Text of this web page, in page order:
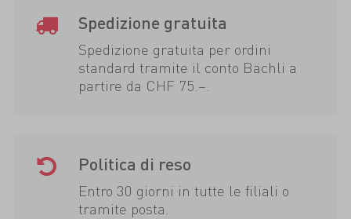
Spedizione gratuita
Spedizione gratuita per ordini
standard tramite il conto Bächli a
partire da CHF 75.–.
Politica di reso
Entro 30 giorni in tutte le filiali o
tramite posta.